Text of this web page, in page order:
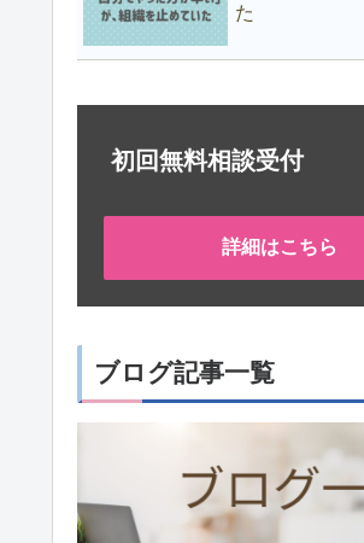
た
初回無料相談受付
詳細はこちら
ブログ記事一覧